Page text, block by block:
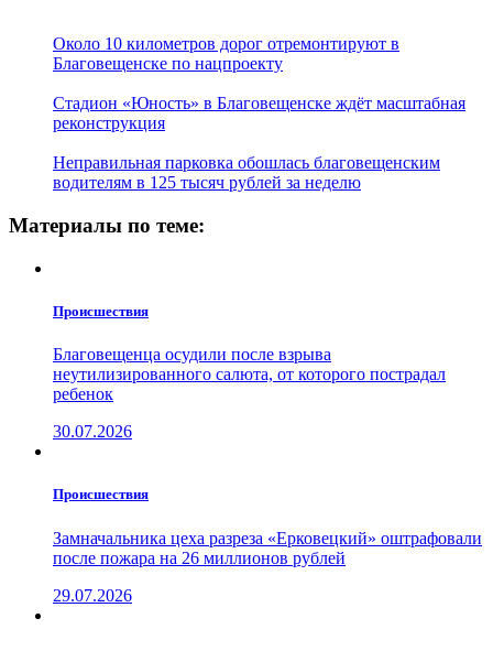
Около 10 километров дорог отремонтируют в
Благовещенске по нацпроекту
Стадион «Юность» в Благовещенске ждёт масштабная
реконструкция
Неправильная парковка обошлась благовещенским
водителям в 125 тысяч рублей за неделю
Материалы по теме:
Проиcшествия
Благовещенца осудили после взрыва
неутилизированного салюта, от которого пострадал
ребенок
30.07.2026
Проиcшествия
Замначальника цеха разреза «Ерковецкий» оштрафовали
после пожара на 26 миллионов рублей
29.07.2026